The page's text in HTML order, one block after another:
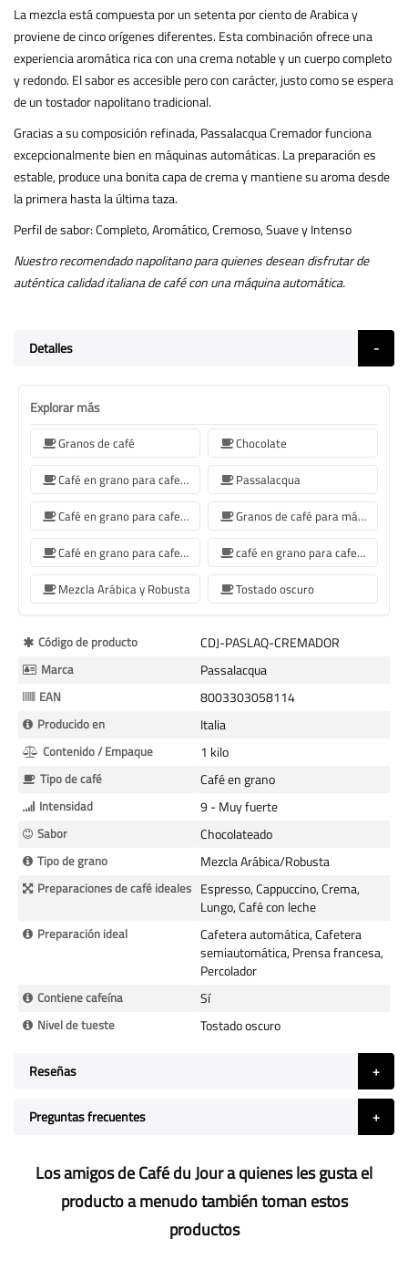
La mezcla está compuesta por un setenta por ciento de Arabica y
proviene de cinco orígenes diferentes. Esta combinación ofrece una
experiencia aromática rica con una crema notable y un cuerpo completo
y redondo. El sabor es accesible pero con carácter, justo como se espera
de un tostador napolitano tradicional.
Gracias a su composición refinada, Passalacqua Cremador funciona
excepcionalmente bien en máquinas automáticas. La preparación es
estable, produce una bonita capa de crema y mantiene su aroma desde
la primera hasta la última taza.
Perfil de sabor: Completo, Aromático, Cremoso, Suave y Intenso
Nuestro recomendado napolitano para quienes desean disfrutar de
auténtica calidad italiana de café con una máquina automática.
Detalles
Explorar más
Granos de café
Chocolate
Café en grano para cafetera Jura
Passalacqua
Café en grano para cafetera De'Longhi
Granos de café para máquina de café Philips
Café en grano para cafetera Krups
café en grano para cafetera Siemens
Mezcla Arábica y Robusta
Tostado oscuro
Más
Información
Código de producto CDJ-PASLAQ-CREMADOR
Marca Passalacqua
EAN 8003303058114
Producido en Italia
Contenido / Empaque 1 kilo
Tipo de café Café en grano
Intensidad 9 - Muy fuerte
Sabor Chocolateado
Tipo de grano Mezcla Arábica/Robusta
Preparaciones de café ideales Espresso, Cappuccino, Crema,
Lungo, Café con leche
Preparación ideal
Cafetera automática, Cafetera
semiautomática, Prensa francesa,
Percolador
Contiene cafeína Sí
Nivel de tueste Tostado oscuro
Reseñas
Preguntas frecuentes
Los amigos de Café du Jour a quienes les gusta el
producto a menudo también toman estos
productos